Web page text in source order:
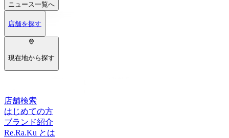
ニュース一覧へ
店舗を探す
現在地から探す
店舗検索
はじめての方
ブランド紹介
Re.Ra.Ku とは